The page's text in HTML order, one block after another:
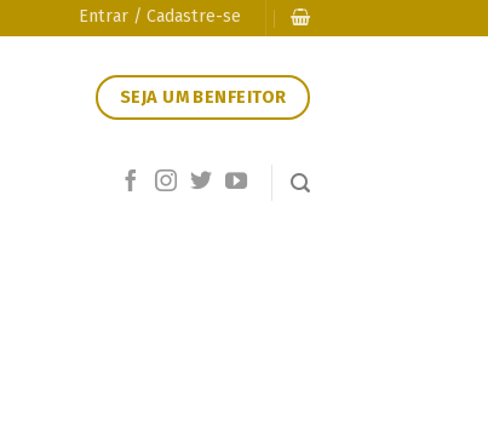
Entrar / Cadastre-se
SEJA UM BENFEITOR